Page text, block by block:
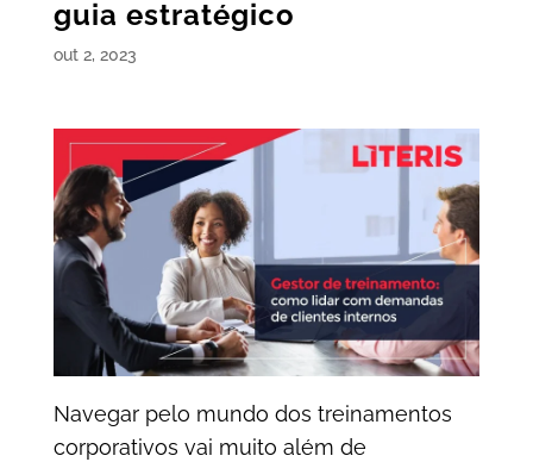
guia estratégico
out 2, 2023
Navegar pelo mundo dos treinamentos
corporativos vai muito além de